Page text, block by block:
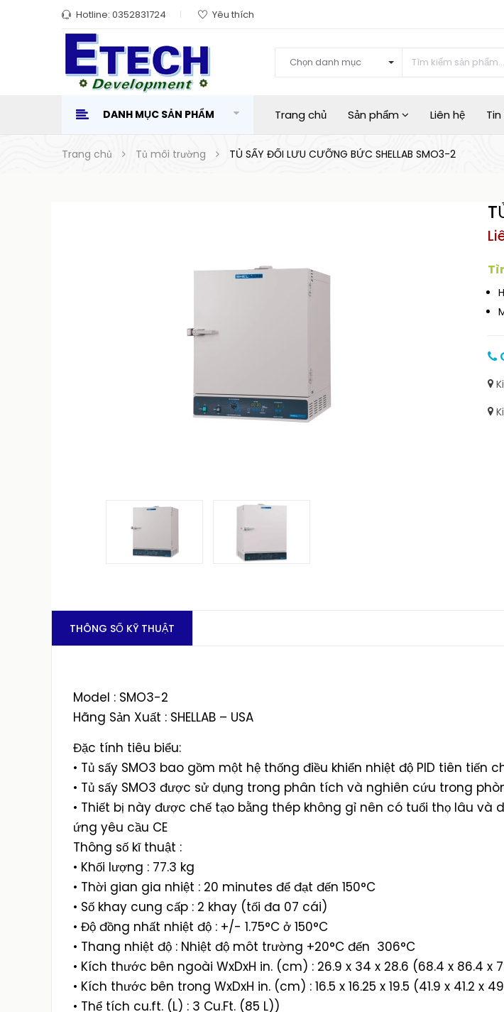
Hotline: 0352831724 Yêu thích
Chọn danh mục
DANH MỤC SẢN PHẨM Trang chủ Sản phẩm Liên hệ
Trang chủ Tủ môi trường TỦ SẤY ĐỐI LƯU CƯỠNG BỨC SHELLAB SMO3-2
THÔNG SỐ KỸ THUẬT
Model : SMO3-2
Hãng Sản Xuất : SHELLAB – USA
Đặc tính tiêu biểu:
• Tủ sấy SMO3 bao gồm một hệ thống điều khiển nhiệt độ PID tiên tiến
• Tủ sấy SMO3 được sử dụng trong phân tích và nghiên cứu trong
• Thiết bị này được chế tạo bằng thép không gỉ nên có tuổi thọ lâu
ứng yêu cầu CE
Thông số kĩ thuật :
• Khối lượng : 77.3 kg
• Thời gian gia nhiệt : 20 minutes để đạt đến 150°C
• Số khay cung cấp : 2 khay (tối đa 07 cái)
• Độ đồng nhất nhiệt độ : +/- 1.75°C ở 150°C
• Thang nhiệt độ : Nhiệt độ môt trường +20°C đến 306°C
• Kích thước bên ngoài WxDxH in. (cm) : 26.9 x 34 x 28.6 (68.4 x 86.4 x
• Kích thước bên trong WxDxH in. (cm) : 16.5 x 16.25 x 19.5 (41.9 x 41.2 x
• Thể tích cu.ft. (L) : 3 Cu.Ft. (85 L))